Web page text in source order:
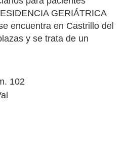
GERIÁTRICA
encuentra en Castrillo del
y se trata de un
102